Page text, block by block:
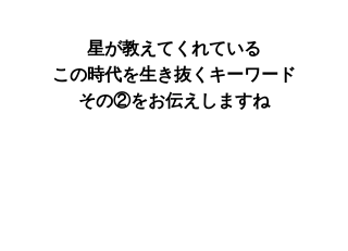
星が教えてくれている
この時代を生き抜くキーワード
その②をお伝えしますね